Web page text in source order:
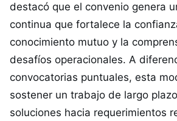
destacó que el convenio genera
continua que fortalece la
conocimiento mutuo y la
desafíos operacionales. A
convocatorias puntuales, esta
sostener un trabajo de largo
soluciones hacia requerimientos